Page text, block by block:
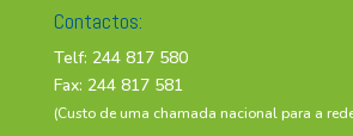
Contactos:
Telf: 244 817 580
Fax: 244 817 581
(Custo de uma chamada nacional para a